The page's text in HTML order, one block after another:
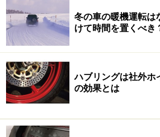
こちらは製品に添付されていた資料
うにハブとホイールの間に取り付け
特に輸入車に多く見られるよう
タイプのクルマでは、ホイール
冬の車の暖機運転は
けて時間を置くべき
ハブリングは社外ホ
の効果とは